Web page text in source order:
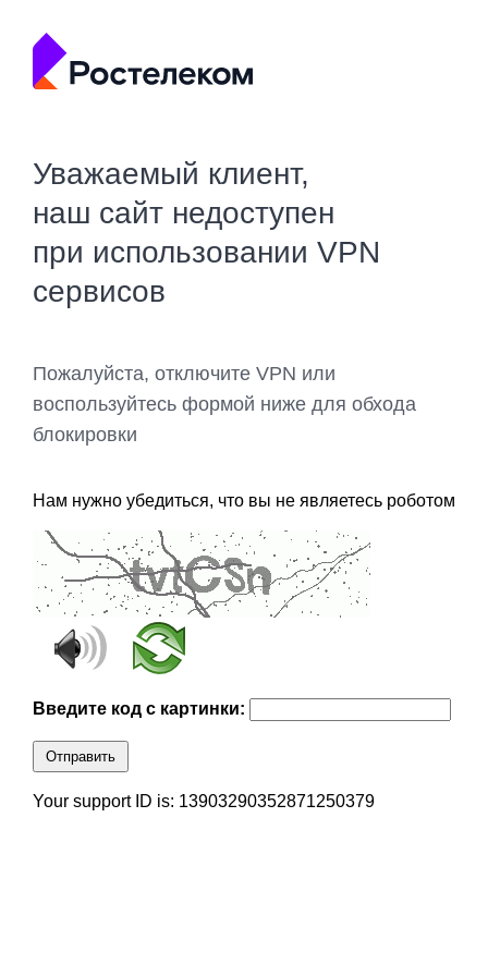
Уважаемый клиент,
наш сайт недоступен
при использовании VPN
сервисов
Пожалуйста, отключите VPN или
воспользуйтесь формой ниже для обхода
блокировки
Нам нужно убедиться, что вы не являетесь роботом
Введите код с картинки:
Отправить
Your support ID is: 13903290352871250379